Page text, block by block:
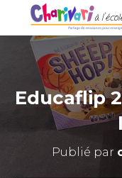
Educaflip
Publié par